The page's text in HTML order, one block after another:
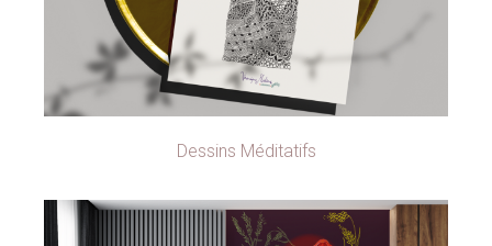
Dessins Méditatifs